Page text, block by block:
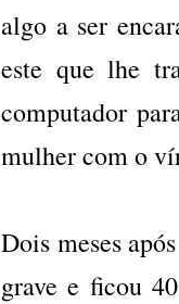
algo a ser
este que lhe
computador
mulher com o
Dois meses
grave e ficou